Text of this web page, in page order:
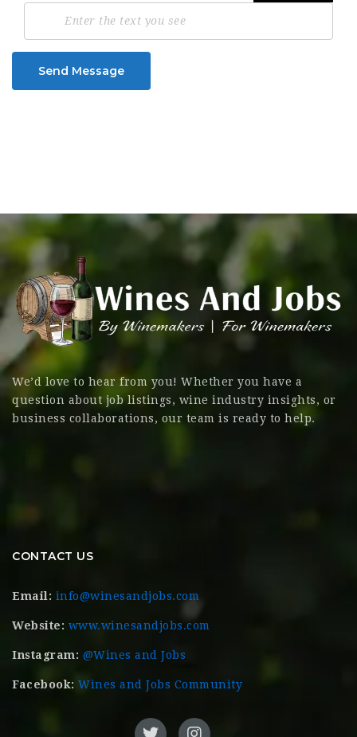
Send Message
We’d love to hear from you! Whether you have a
question about job listings, wine industry insights, or
business collaborations, our team is ready to help.
CONTACT US
Email: info@winesandjobs.com
Website: www.winesandjobs.com
Instagram: @Wines and Jobs
Facebook: Wines and Jobs Community